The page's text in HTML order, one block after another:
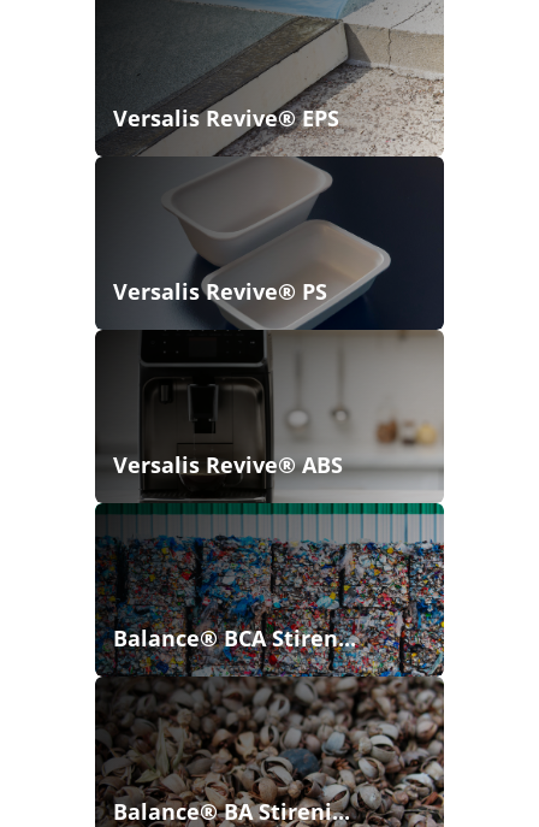
Versalis Revive® EPS
Versalis Revive® PS
Versalis Revive® ABS
Balance® BCA Stiren...
Balance® BA Stireni...